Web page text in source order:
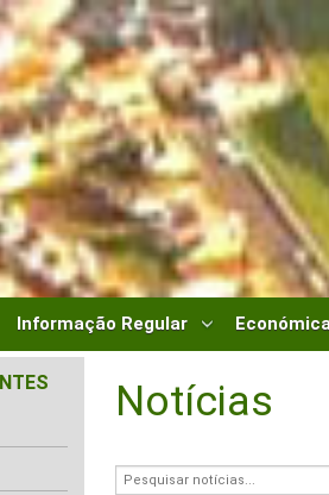
Informação Regular
Notícias